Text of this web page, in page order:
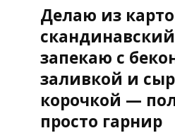
Делаю из
запекаю с
заливкой и
корочкой —
просто гарнир